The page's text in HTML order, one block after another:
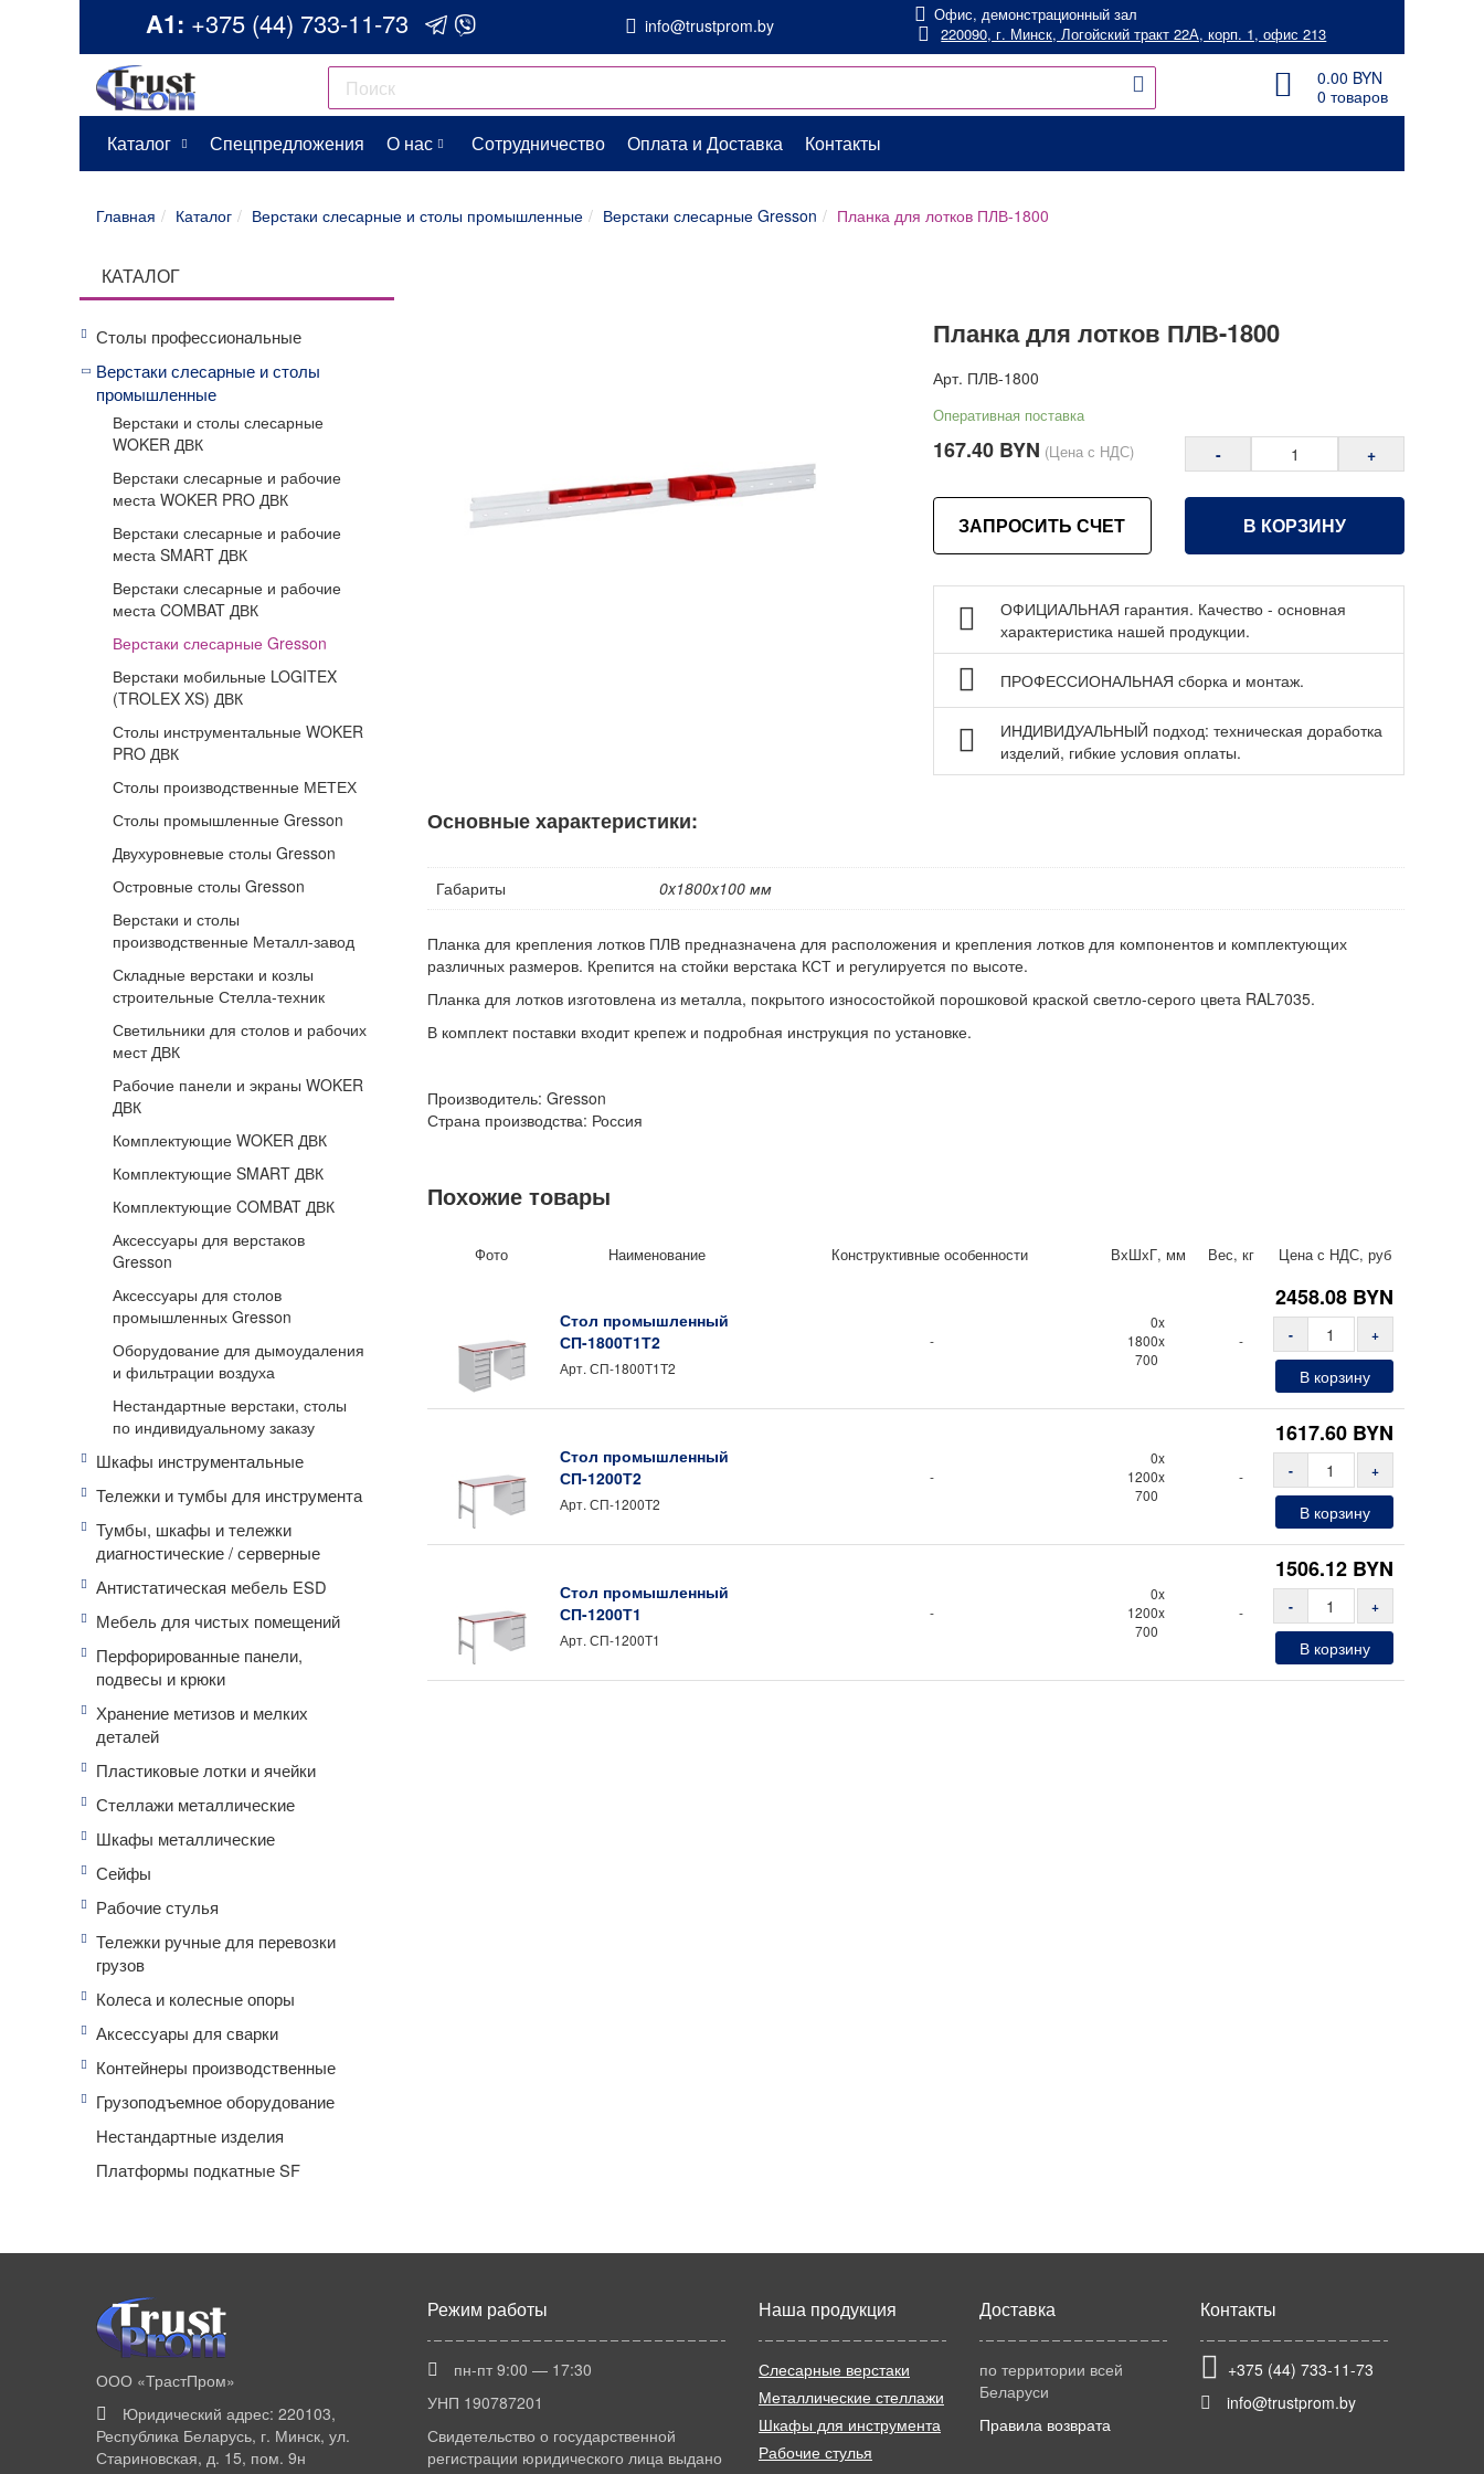
A1: +375 (44) 733-11-73 info@trustprom.by
Офис, демонстрационный зал
220090, г. Минск, Логойский тракт 22А, корп. 1, офис 213
0.00 BYN
0 товаров
Каталог Спецпредложения О нас Сотрудничество Оплата и Доставка Контакты
Главная Каталог Верстаки слесарные и столы промышленные Верстаки слесарные Gresson Планка для лотков ПЛВ-1800
КАТАЛОГ
Столы профессиональные
Верстаки слесарные и столы
промышленные
Верстаки и столы слесарные
WOKER ДВК
Верстаки слесарные и рабочие
места WOKER PRO ДВК
Верстаки слесарные и рабочие
места SMART ДВК
Верстаки слесарные и рабочие
места COMBAT ДВК
Верстаки слесарные Gresson
Верстаки мобильные LOGITEX
(TROLEX XS) ДВК
Столы инструментальные WOKER
PRO ДВК
Столы производственные МЕТЕХ
Столы промышленные Gresson
Двухуровневые столы Gresson
Островные столы Gresson
Верстаки и столы
производственные Металл-завод
Складные верстаки и козлы
строительные Стелла-техник
Светильники для столов и рабочих
мест ДВК
Рабочие панели и экраны WOKER
ДВК
Комплектующие WOKER ДВК
Комплектующие SMART ДВК
Комплектующие COMBAT ДВК
Аксессуары для верстаков
Gresson
Аксессуары для столов
промышленных Gresson
Оборудование для дымоудаления
и фильтрации воздуха
Нестандартные верстаки, столы
по индивидуальному заказу
Шкафы инструментальные
Тележки и тумбы для инструмента
Тумбы, шкафы и тележки
диагностические / серверные
Антистатическая мебель ESD
Мебель для чистых помещений
Перфорированные панели,
подвесы и крюки
Хранение метизов и мелких
деталей
Пластиковые лотки и ячейки
Стеллажи металлические
Шкафы металлические
Сейфы
Рабочие стулья
Тележки ручные для перевозки
грузов
Колеса и колесные опоры
Аксессуары для сварки
Контейнеры производственные
Грузоподъемное оборудование
Нестандартные изделия
Платформы подкатные SF
Планка для лотков ПЛВ-1800
Арт. ПЛВ-1800
Оперативная поставка
167.40 BYN (Цена с НДС) - +
ЗАПРОСИТЬ СЧЕТ В КОРЗИНУ
ОФИЦИАЛЬНАЯ гарантия. Качество - основная
характеристика нашей продукции.
ПРОФЕССИОНАЛЬНАЯ сборка и монтаж.
ИНДИВИДУАЛЬНЫЙ подход: техническая доработка
изделий, гибкие условия оплаты.
Основные характеристики:
Габариты 0x1800x100 мм
Планка для крепления лотков ПЛВ предназначена для расположения и крепления лотков для компонентов и комплектующих
различных размеров. Крепится на стойки верстака КСТ и регулируется по высоте.
Планка для лотков изготовлена из металла, покрытого износостойкой порошковой краской светло-серого цвета RAL7035.
В комплект поставки входит крепеж и подробная инструкция по установке.
Производитель: Gresson
Страна производства: Россия
Похожие товары
Фото Наименование Конструктивные особенности ВхШхГ, мм Вес, кг Цена с НДС, руб
Стол промышленный
СП-1800Т1Т2
Арт. СП-1800Т1Т2
-
0x
1800x
700
-
2458.08 BYN
- +
В корзину
Стол промышленный
СП-1200Т2
Арт. СП-1200Т2
-
0x
1200x
700
-
1617.60 BYN
- +
В корзину
Стол промышленный
СП-1200Т1
Арт. СП-1200Т1
-
0x
1200x
700
-
1506.12 BYN
- +
В корзину
ООО «ТрастПром»
Юридический адрес: 220103,
Республика Беларусь, г. Минск, ул.
Стариновская, д. 15, пом. 9н
Режим работы
пн-пт 9:00 — 17:30
УНП 190787201
Свидетельство о государственной
регистрации юридического лица выдано
Наша продукция
Слесарные верстаки
Металлические стеллажи
Шкафы для инструмента
Рабочие стулья
Доставка
по территории всей
Беларуси
Правила возврата
Контакты
+375 (44) 733-11-73
info@trustprom.by